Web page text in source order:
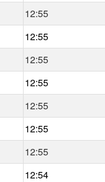
12:55
12:55
12:55
12:55
12:55
12:55
12:55
12:54